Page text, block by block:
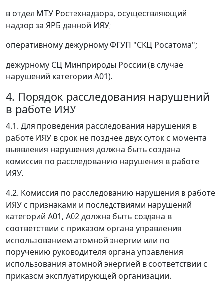
в отдел МТУ Ростехнадзора, осуществляющий
надзор за ЯРБ данной ИЯУ;
оперативному дежурному ФГУП "СКЦ Росатома";
дежурному СЦ Минприроды России (в случае
нарушений категории А01).
4. Порядок расследования нарушений
в работе ИЯУ
4.1. Для проведения расследования нарушения в
работе ИЯУ в срок не позднее двух суток с момента
выявления нарушения должна быть создана
комиссия по расследованию нарушения в работе
ИЯУ.
4.2. Комиссия по расследованию нарушения в работе
ИЯУ с признаками и последствиями нарушений
категорий А01, А02 должна быть создана в
соответствии с приказом органа управления
использованием атомной энергии или по
поручению руководителя органа управления
использования атомной энергией в соответствии с
приказом эксплуатирующей организации.